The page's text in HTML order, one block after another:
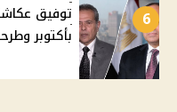
6
بأكتوبر